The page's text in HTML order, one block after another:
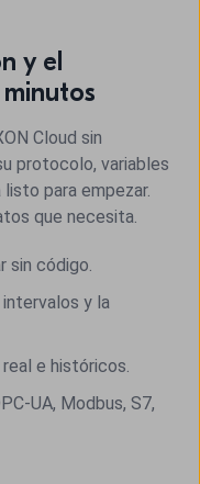
y el
Cloud sin
protocolo, variables
para empezar.
que necesita.
sin código.
y la
e históricos.
UA, Modbus, S7,